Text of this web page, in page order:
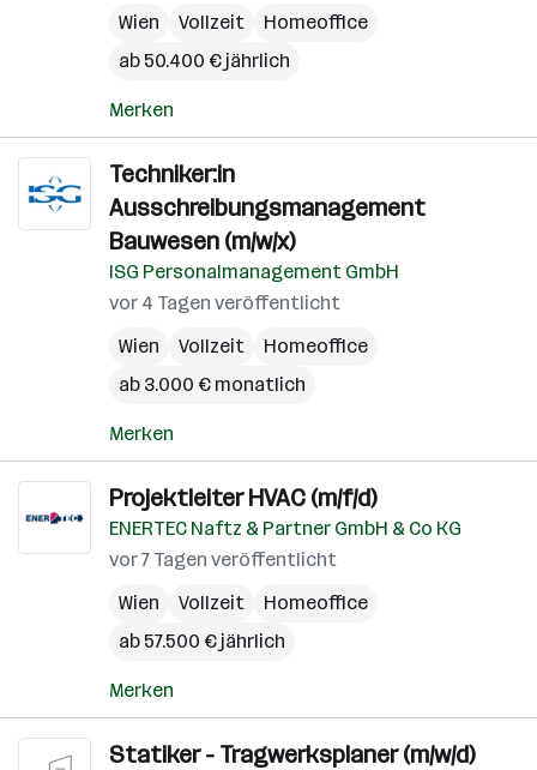
Wien
Vollzeit
Homeoffice
ab 50.400 € jährlich
Merken
Techniker:in
Ausschreibungsmanagement
Bauwesen (m/w/x)
ISG Personalmanagement GmbH
vor 4 Tagen veröffentlicht
Wien
Vollzeit
Homeoffice
ab 3.000 € monatlich
Merken
Projektleiter HVAC (m/f/d)
ENERTEC Naftz & Partner GmbH & Co KG
vor 7 Tagen veröffentlicht
Wien
Vollzeit
Homeoffice
ab 57.500 € jährlich
Merken
Statiker - Tragwerksplaner (m/w/d)